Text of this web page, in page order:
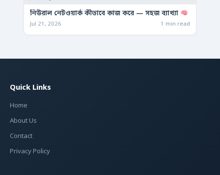
নিউরাল নেটওয়ার্ক কীভাবে কাজ করে — সহজ ব্যাখ্যা
Jul 21, 2026 1 min read
Quick Links
Home
About Us
Contact
Privacy Policy